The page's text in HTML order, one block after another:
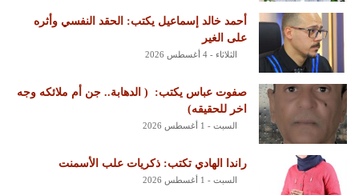
أحمد خالد إسماعيل يكتب: الحقد النفسي وأثره
على الغير
الثلاثاء - 4 أغسطس 2026
‏صفوت عباس يكتب: ‏ ‏( الدهابة.. جن أم ملائكه وجه
اخر للحقيقه)
السبت - 1 أغسطس 2026
راندا الهادي تكتب: ذكريات علب الأسمنت
السبت - 1 أغسطس 2026